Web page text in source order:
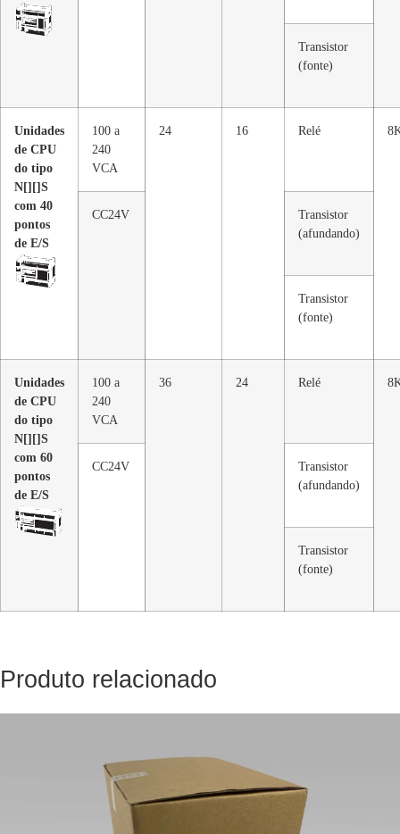
Transistor
(fonte)
Unidades
de CPU
do tipo
N[][]S
com 40
pontos
de E/S
100 a
240
VCA
24 16 Relé
CC24V
Transistor
(afundando)
Transistor
(fonte)
Unidades
de CPU
do tipo
N[][]S
com 60
pontos
de E/S
100 a
240
VCA
36 24 Relé
CC24V
Transistor
(afundando)
Transistor
(fonte)
Produto relacionado